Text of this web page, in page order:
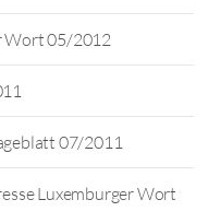
Wort 05/2012
07/2011
Luxemburger Wort